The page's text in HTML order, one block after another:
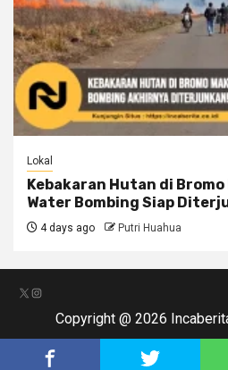
Lokal
Kebakaran Hutan di
Water Bombing Siap
4 days ago Putri Huahua
X Instagram
Copyright @ 2026